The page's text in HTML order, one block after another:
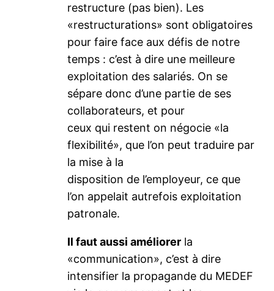
restructure (pas bien). Les
«restructurations» sont obligatoires
pour faire face aux défis de notre
temps : c’est à dire une meilleure
exploitation des salariés. On se
sépare donc d’une partie de ses
collaborateurs, et pour
ceux qui restent on négocie «la
flexibilité», que l’on peut traduire par
la mise à la
disposition de l’employeur, ce que
l’on appelait autrefois exploitation
patronale.
Il faut aussi améliorer la
«communication», c’est à dire
intensifier la propagande du MEDEF